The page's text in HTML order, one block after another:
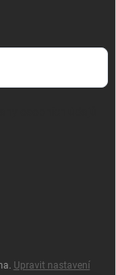
Upravit nastavení